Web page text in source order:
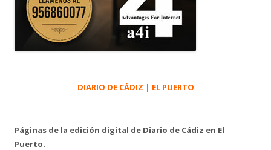
DIARIO DE CÁDIZ | EL PUERTO
Páginas de la edición digital de Diario de Cádiz en El
Puerto.